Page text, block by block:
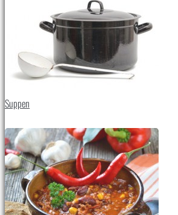
Suppen